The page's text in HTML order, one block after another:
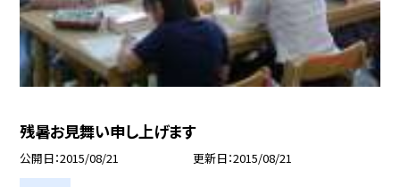
残暑お見舞い申し上げます
公開日 2015/08/21 更新日 2015/08/21